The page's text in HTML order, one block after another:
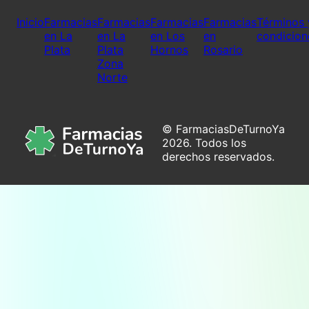
InicioFarmacias
en La
Plata
Farmacias
en La
Plata
Zona
Norte
Farmacias
en Los
Hornos
Farmacias
en
Rosario
Términos
© FarmaciasDeTurnoYa
2026. Todos los
derechos reservados.